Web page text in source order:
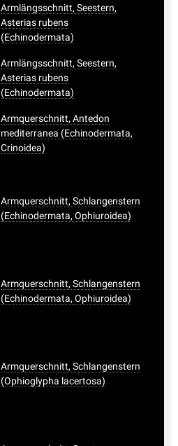
Armlängsschnitt, Seestern,
Asterias rubens
(Echinodermata)
Armlängsschnitt, Seestern,
Asterias rubens
(Echinodermata)
Armquerschnitt, Antedon
mediterranea (Echinodermata,
Crinoidea)
Armquerschnitt, Schlangenstern
(Echinodermata, Ophiuroidea)
Armquerschnitt, Schlangenstern
(Echinodermata, Ophiuroidea)
Armquerschnitt, Schlangenstern
(Ophioglypha lacertosa)